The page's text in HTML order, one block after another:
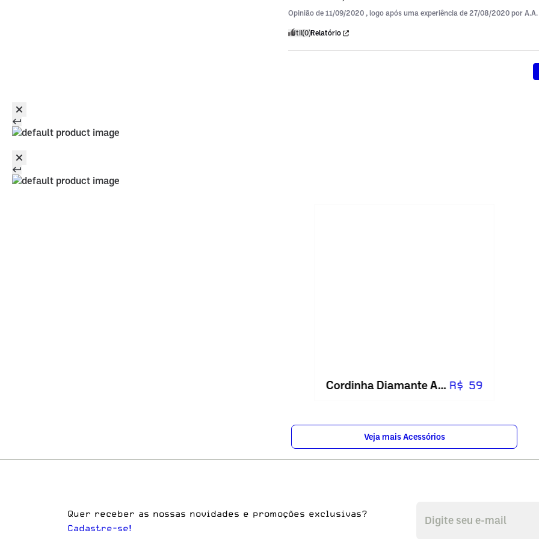
Opinião de 11/09/2020 , logo após uma experiência de 27/08/2020 por A.A.
Útil(0)Relatório
Cordinha Diamante Azul R$ 59
Veja mais Acessórios
Quer receber as nossas novidades e promoções exclusivas?
Cadastre-se!